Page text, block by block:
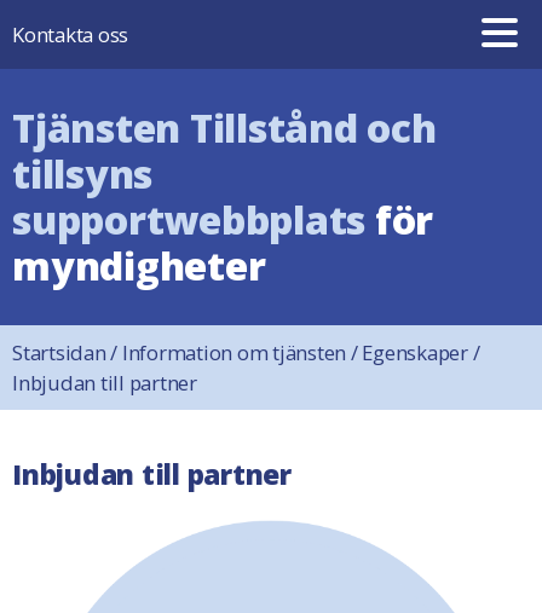
Kontakta oss
Tjänsten Tillstånd och
tillsyns
supportwebbplats för
myndigheter
Startsidan/ Information om tjänsten /Egenskaper/
Inbjudan till partner
Inbjudan till partner